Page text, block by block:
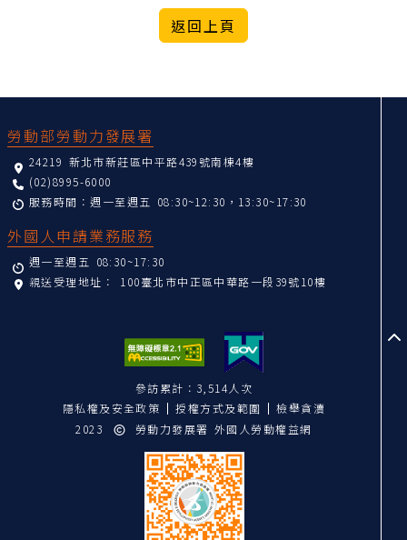
返回上頁
勞動部勞動力發展署
24219 新北市新莊區中平路439號南棟4樓
(02)8995-6000
服務時間：週一至週五 08:30~12:30，13:30~17:30
外國人申請業務服務
週一至週五 08:30~17:30
親送受理地址： 100臺北市中正區中華路一段39號10樓
參訪累計：3,514人次
隱私權及安全政策
授權方式及範圍
檢舉貪瀆
2023
勞動力發展署 外國人勞動權益網
至